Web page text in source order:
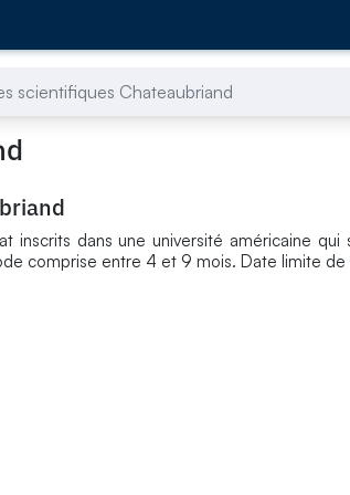
scientifiques Chateaubriand
inscrits dans une université américaine
comprise entre 4 et 9 mois. Date limite